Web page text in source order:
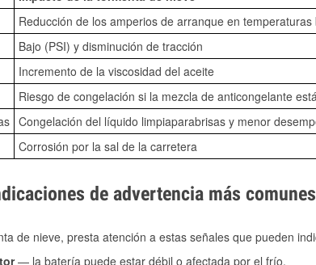
Reducción de los amperios de arranque en temperaturas
Bajo (PSI) y disminución de tracción
Incremento de la viscosidad del aceite
Riesgo de congelación si la mezcla de anticongelante
Congelación del líquido limpiaparabrisas y menor
Corrosión por la sal de la carretera
de advertencia más
de nieve, presta atención a estas señales que pueden
— la batería puede estar débil o afectada por el frío.